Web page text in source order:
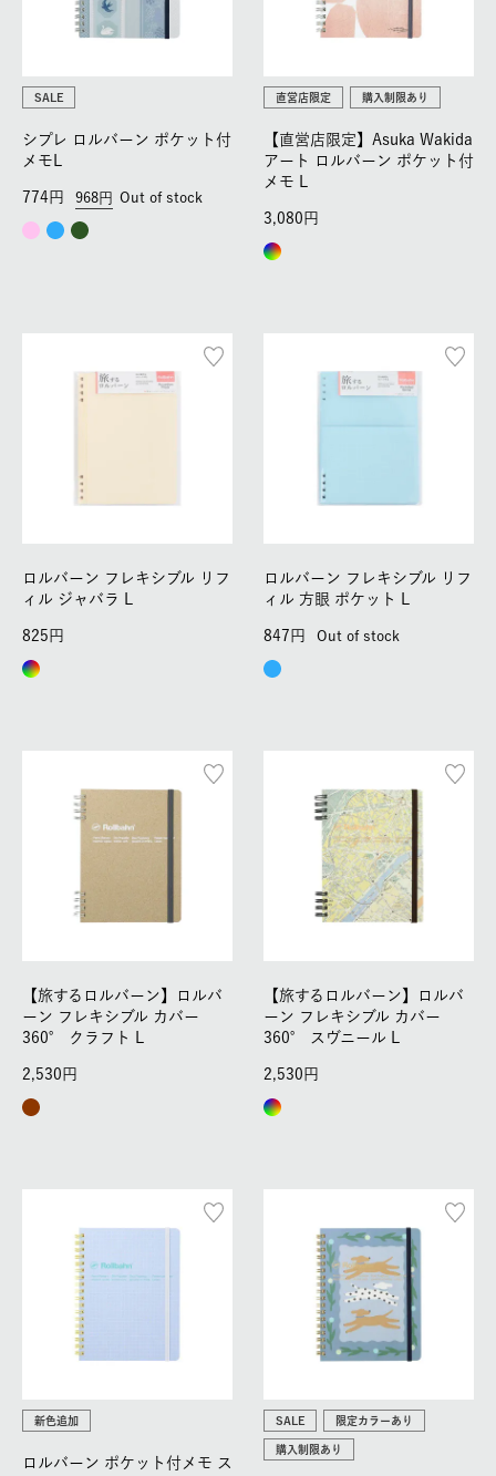
SALE
シプレ ロルバーン ポケット付
メモL
968
774 Out of stock
直営店限定 購入制限あり
【直営店限定】Asuka Wakida
アート ロルバーン ポケット付
メモ L
3,080
ロルバーン フレキシブル リフ
ィル ジャバラ L
825
ロルバーン フレキシブル リフ
ィル 方眼 ポケット L
847 Out of stock
【旅するロルバーン】ロルバ
ーン フレキシブル カバー
360° クラフト L
2,530
【旅するロルバーン】ロルバ
ーン フレキシブル カバー
360° スヴニール L
2,530
新色追加
ロルバーン ポケット付メモ ス
SALE 限定カラーあり
購入制限あり